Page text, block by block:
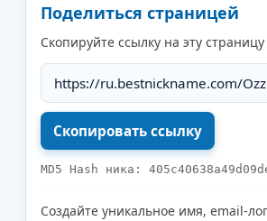
Поделиться страницей
Скопируйте ссылку на эту
MD5 Hash ника:
Создайте уникальное имя, email-